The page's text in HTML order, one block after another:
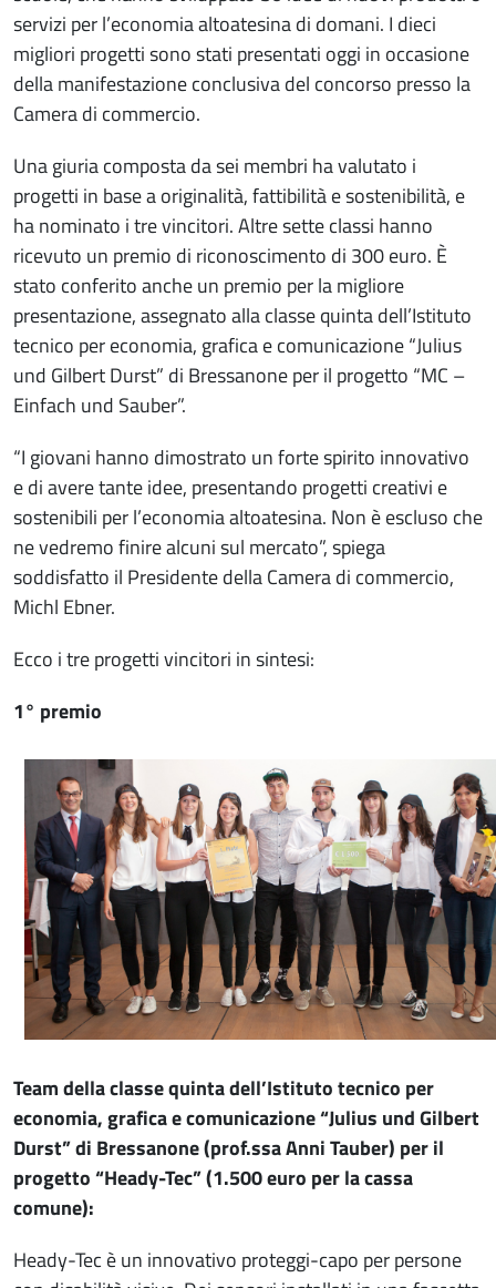
servizi per l’economia altoatesina di domani. I dieci
migliori progetti sono stati presentati oggi in occasione
della manifestazione conclusiva del concorso presso la
Camera di commercio.
Una giuria composta da sei membri ha valutato i
progetti in base a originalità, fattibilità e sostenibilità, e
ha nominato i tre vincitori. Altre sette classi hanno
ricevuto un premio di riconoscimento di 300 euro. È
stato conferito anche un premio per la migliore
presentazione, assegnato alla classe quinta dell’Istituto
tecnico per economia, grafica e comunicazione “Julius
und Gilbert Durst” di Bressanone per il progetto “MC –
Einfach und Sauber”.
“I giovani hanno dimostrato un forte spirito innovativo
e di avere tante idee, presentando progetti creativi e
sostenibili per l’economia altoatesina. Non è escluso che
ne vedremo finire alcuni sul mercato”, spiega
soddisfatto il Presidente della Camera di commercio,
Michl Ebner.
Ecco i tre progetti vincitori in sintesi:
1° premio
Team della classe quinta dell’Istituto tecnico per
economia, grafica e comunicazione “Julius und Gilbert
Durst” di Bressanone (prof.ssa Anni Tauber) per il
progetto “Heady-Tec” (1.500 euro per la cassa
comune):
Heady-Tec è un innovativo proteggi-capo per persone